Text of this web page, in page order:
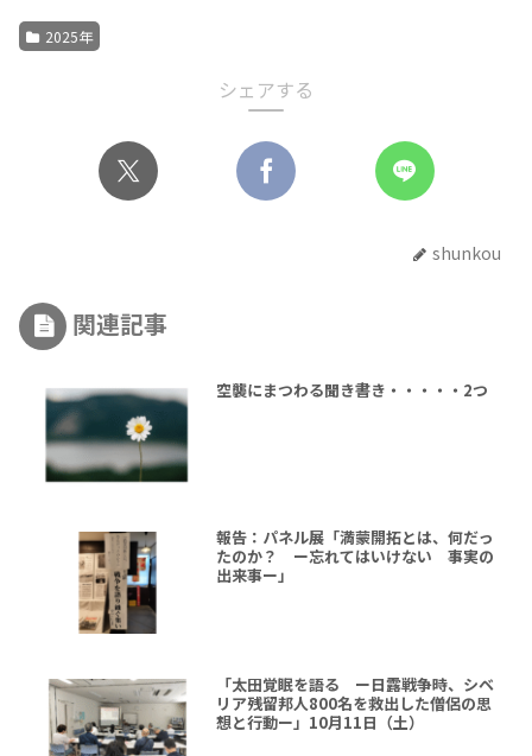
2025年
シェアする
shunkou
関連記事
空襲にまつわる聞き書き・・・・・2つ
報告：パネル展「満蒙開拓とは、何だっ
たのか？ ー忘れてはいけない 事実の
出来事ー」
「太田覚眠を語る ー日露戦争時、シベ
リア残留邦人800名を救出した僧侶の思
想と行動ー」10月11日（土）